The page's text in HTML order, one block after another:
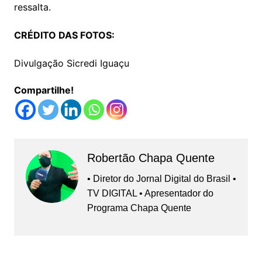
ressalta.
CRÉDITO DAS FOTOS:
Divulgação Sicredi Iguaçu
Compartilhe!
Robertão Chapa Quente
• Diretor do Jornal Digital do Brasil •
TV DIGITAL • Apresentador do
Programa Chapa Quente